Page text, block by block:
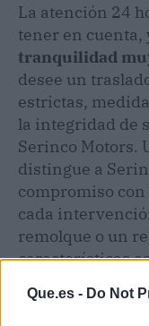
Que.es - Do Not
La atención 24
tener en cuenta,
tranquilidad
desee un
estrictas,
la integridad de
Serinco Motors.
distingue a
compromiso
cada
remolque o un
características
clientes con la